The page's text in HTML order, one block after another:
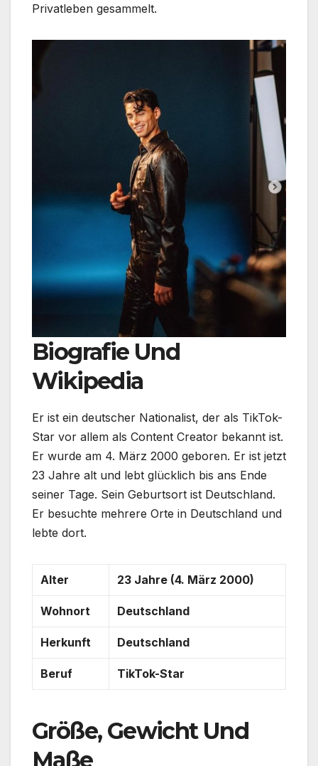
Privatleben gesammelt.
Biografie Und
Wikipedia
Er ist ein deutscher Nationalist, der als TikTok-
Star vor allem als Content Creator bekannt ist.
Er wurde am 4. März 2000 geboren. Er ist jetzt
23 Jahre alt und lebt glücklich bis ans Ende
seiner Tage. Sein Geburtsort ist Deutschland.
Er besuchte mehrere Orte in Deutschland und
lebte dort.
Alter 23 Jahre (4. März 2000)
Wohnort Deutschland
Herkunft Deutschland
Beruf TikTok-Star
Größe, Gewicht Und
Maße